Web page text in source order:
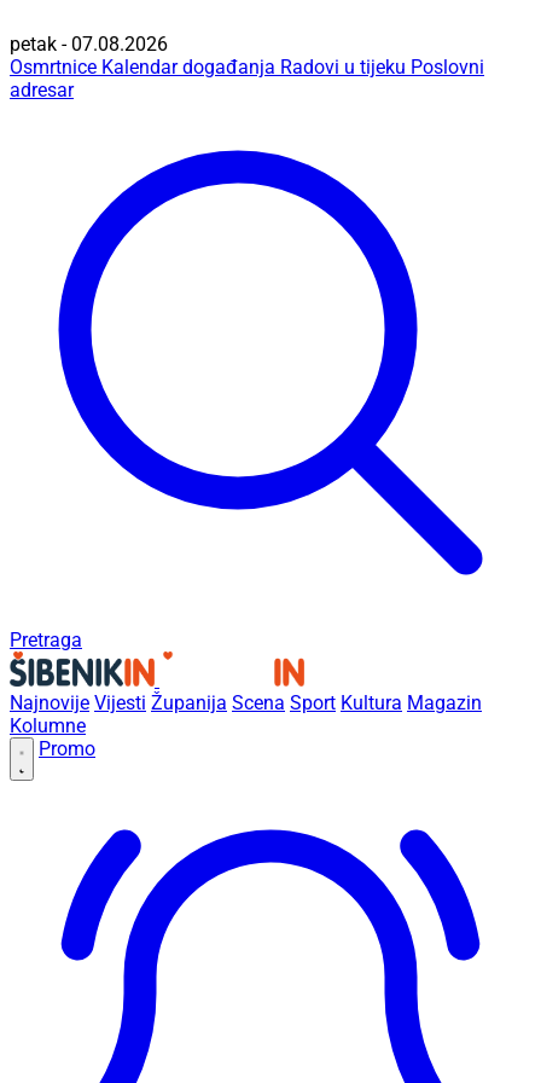
petak - 07.08.2026
Osmrtnice Kalendar događanja Radovi u tijeku Poslovni
adresar
Pretraga
Najnovije Vijesti Županija Scena Sport Kultura Magazin
Kolumne
Promo